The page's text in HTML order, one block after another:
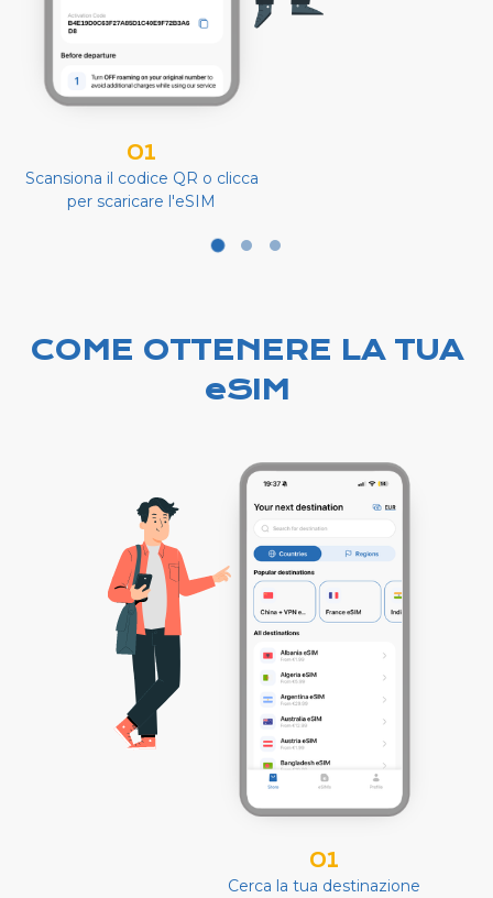
01
Scansiona il codice QR o clicca
per scaricare l'eSIM
COME OTTENERE LA TUA
eSIM
01
Cerca la tua destinazione